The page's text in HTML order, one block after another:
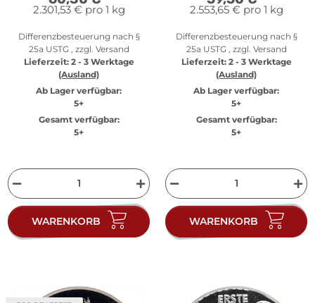
2.301,53 € pro 1 kg
Differenzbesteuerung nach §
25a USTG , zzgl. Versand
Lieferzeit: 2 - 3 Werktage
(Ausland)
Ab Lager verfügbar:
5+
Gesamt verfügbar:
5+
WARENKORB
2.553,65 € pro 1 kg
Differenzbesteuerung nach §
25a USTG , zzgl. Versand
Lieferzeit: 2 - 3 Werktage
(Ausland)
Ab Lager verfügbar:
5+
Gesamt verfügbar:
5+
WARENKORB